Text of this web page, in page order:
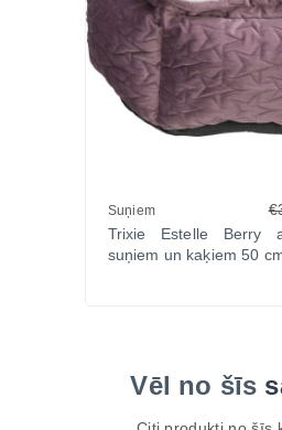
Suņiem
Trixie Estelle Berry
suņiem un kaķiem 50
Vēl no šīs